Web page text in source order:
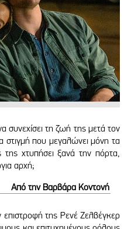
συνεχίσει τη ζωή της μετά τον
στιγμή που μεγαλώνει μόνη τα
χτυπήσει ξανά την πόρτα,
αρχή;
Από την Βαρβάρα Κοντονή
της Ρενέ Ζελβέγκερ